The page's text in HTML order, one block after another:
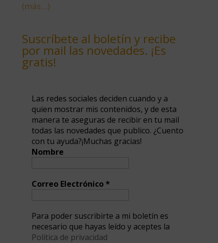
(más…)
Suscríbete al boletín y recibe
por mail las novedades. ¡Es
gratis!
Las redes sociales deciden cuando y a
quien mostrar mis contenidos, y de esta
manera te aseguras de recibir en tu mail
todas las novedades que publico. ¿Cuento
con tu ayuda?¡Muchas gracias!
Nombre
Correo Electrónico*
Para poder suscribirte a mi boletín es
necesario que hayas leído y aceptes la
Política de privacidad